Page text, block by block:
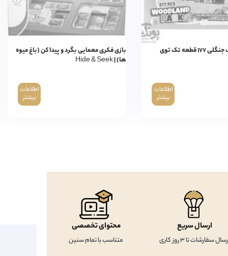
قطعه تک توی
اطلاعات
بیشتر
بازی فکری معمایی بگرد و پیدا کن (باغ میوه
ها) | Hide & Seek
اطلاعات
بیشتر
ارسال سریع
سفارشات تا 3 روز کاری
محتوای تخصصی
متناسب با تمام سنین